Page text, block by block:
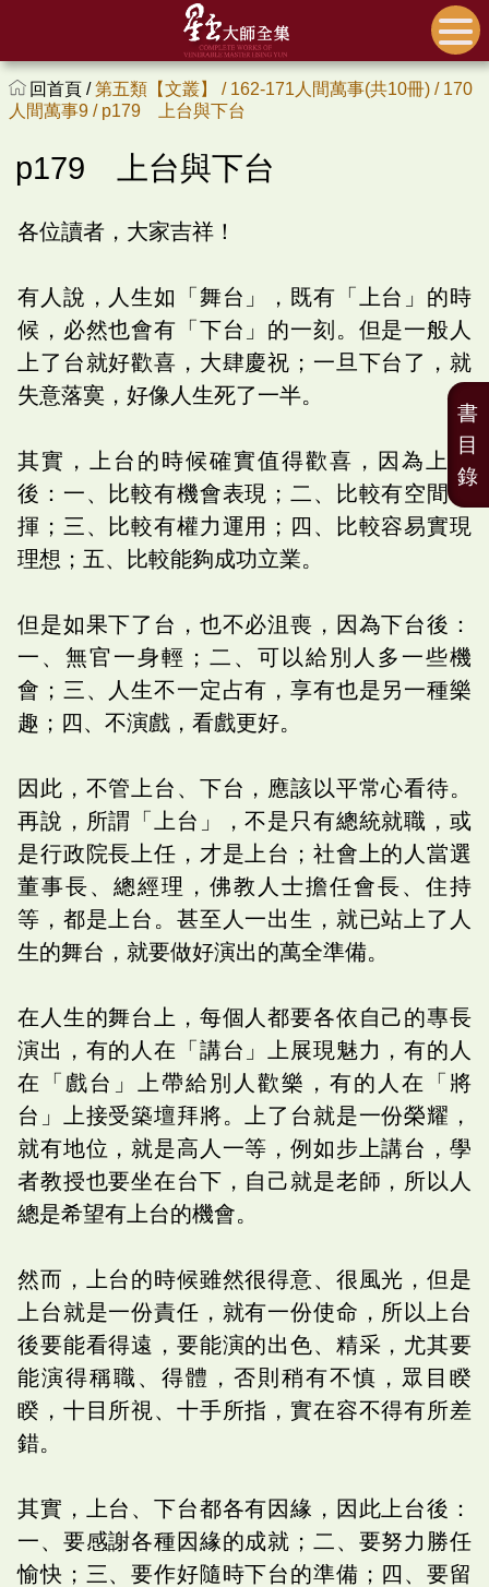
回首頁 /第五類【文叢】 / 162-171人間萬事(共10冊) / 170
人間萬事9 / p179 上台與下台
p179 上台與下台
各位讀者，大家吉祥！
有人說，人生如「舞台」，既有「上台」的時
候，必然也會有「下台」的一刻。但是一般人
上了台就好歡喜，大肆慶祝；一旦下台了，就
失意落寞，好像人生死了一半。
其實，上台的時候確實值得歡喜，因為上台
後：一、比較有機會表現；二、比較有空間發
揮；三、比較有權力運用；四、比較容易實現
理想；五、比較能夠成功立業。
但是如果下了台，也不必沮喪，因為下台後：
一、無官一身輕；二、可以給別人多一些機
會；三、人生不一定占有，享有也是另一種樂
趣；四、不演戲，看戲更好。
因此，不管上台、下台，應該以平常心看待。
再說，所謂「上台」，不是只有總統就職，或
是行政院長上任，才是上台；社會上的人當選
董事長、總經理，佛教人士擔任會長、住持
等，都是上台。甚至人一出生，就已站上了人
生的舞台，就要做好演出的萬全準備。
在人生的舞台上，每個人都要各依自己的專長
演出，有的人在「講台」上展現魅力，有的人
在「戲台」上帶給別人歡樂，有的人在「將
台」上接受築壇拜將。上了台就是一份榮耀，
就有地位，就是高人一等，例如步上講台，學
者教授也要坐在台下，自己就是老師，所以人
總是希望有上台的機會。
然而，上台的時候雖然很得意、很風光，但是
上台就是一份責任，就有一份使命，所以上台
後要能看得遠，要能演的出色、精采，尤其要
能演得稱職、得體，否則稍有不慎，眾目睽
睽，十目所視、十手所指，實在容不得有所差
錯。
其實，上台、下台都各有因緣，因此上台後：
一、要感謝各種因緣的成就；二、要努力勝任
愉快；三、要作好隨時下台的準備；四、要留
書
目
錄